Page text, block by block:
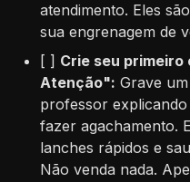
atendimento. Eles
sua engrenagem de
[ ] Crie seu
Atenção": Grave
professor
fazer agachamento.
lanches rápidos e
Não venda nada.